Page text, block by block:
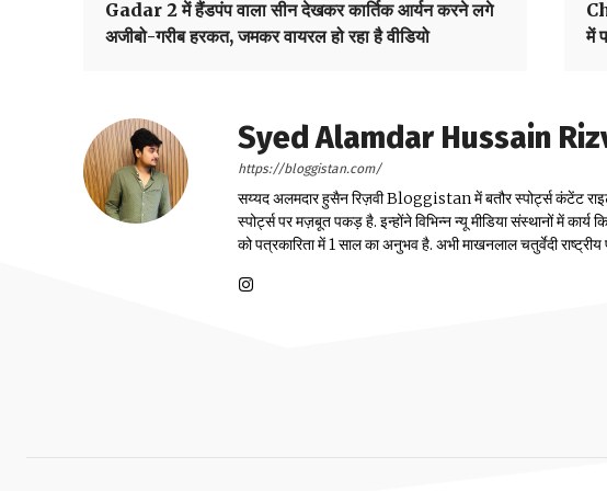
Gadar 2 में हैंडपंप वाला सीन देखकर कार्तिक आर्यन करने लगे
अजीबो-गरीब हरकत, जमकर वायरल हो रहा है वीडियो
में
Syed Alamdar Hussain
https://bloggistan.com/
सय्यद अलमदार हुसैन रिज़वी Bloggistan में बतौर स्पोर्ट्स कंटेंट
स्पोर्ट्स पर मज़बूत पकड़ है. इन्होंने विभिन्न न्यू मीडिया संस्थानों में
को पत्रकारिता में 1 साल का अनुभव है. अभी माखनलाल चतुर्वेदी राष्ट्रीय